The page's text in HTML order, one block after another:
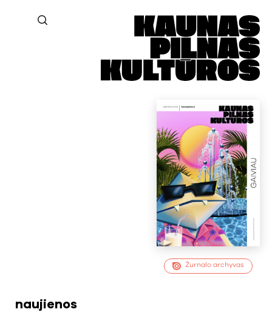
Žurnalo archyvas
naujienos